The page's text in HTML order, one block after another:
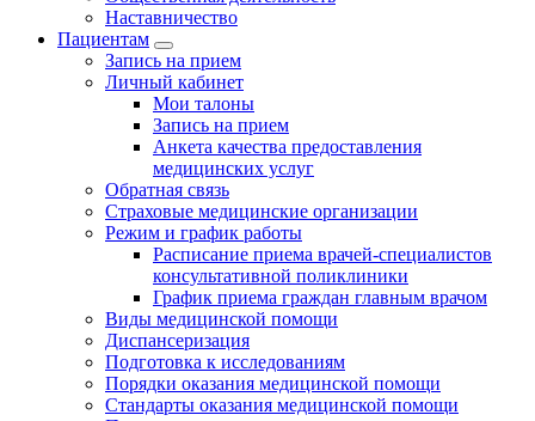
Наставничество
Пациентам
Запись на прием
Личный кабинет
Мои талоны
Запись на прием
Анкета качества предоставления
медицинских услуг
Обратная связь
Страховые медицинские организации
Режим и график работы
Расписание приема врачей-специалистов
консультативной поликлиники
График приема граждан главным врачом
Виды медицинской помощи
Диспансеризация
Подготовка к исследованиям
Порядки оказания медицинской помощи
Стандарты оказания медицинской помощи